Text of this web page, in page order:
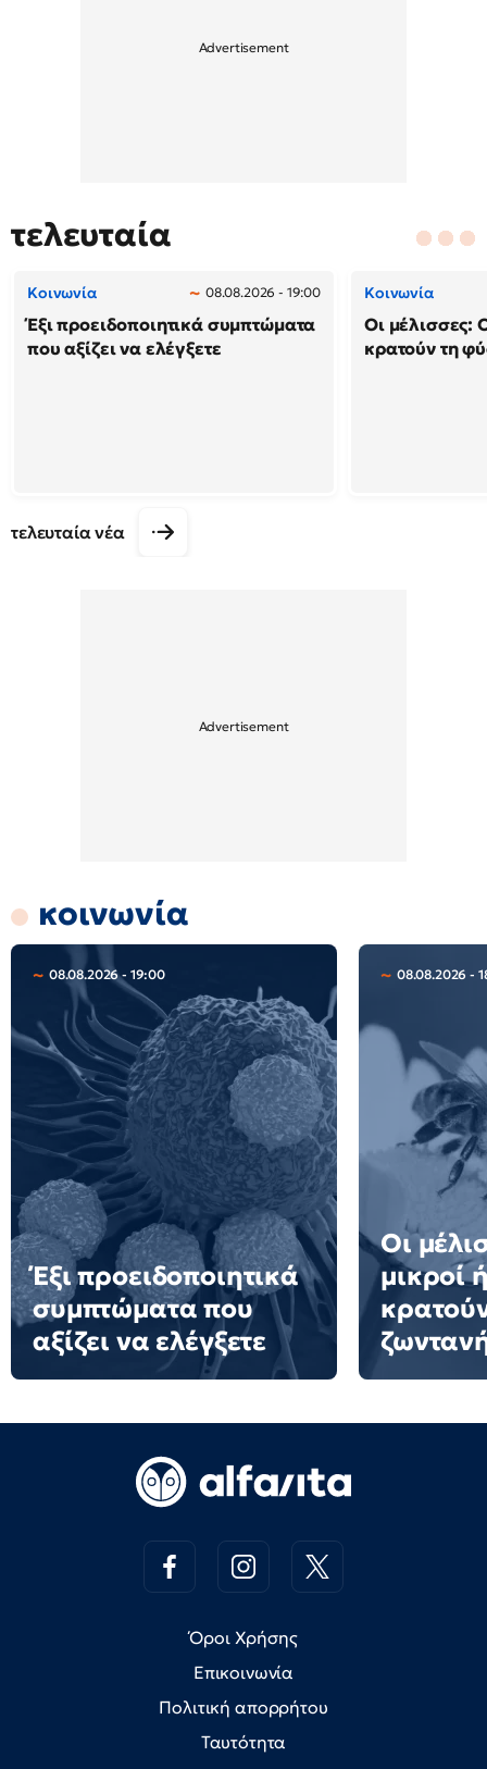
τελευταία
Κοινωνία 08.08.2026 - 19:00
Έξι προειδοποιητικά συμπτώματα
που αξίζει να ελέγξετε
Κοινωνία
Οι μέλισσες:
κρατούν τη
τελευταία νέα
κοινωνία
08.08.2026 - 19:00
Έξι προειδοποιητικά
συμπτώματα που
αξίζει να ελέγξετε
08.08.2026 -
Οι
μικροί
Όροι Χρήσης
Επικοινωνία
Πολιτική απορρήτου
Ταυτότητα